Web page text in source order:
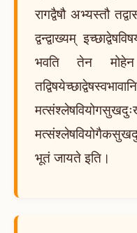
रागद्वैषौ अभ्यस्तौ
द्वन्द्वाख्यम्
भवति तेन मोहेन
भूतं जायते इति।